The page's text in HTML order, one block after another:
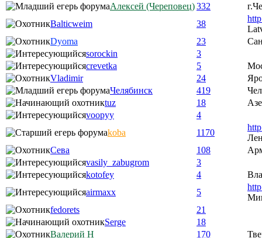
Алексей (Череповец)332
Balticweim
38
Dyoma
23
sorockin
3
crevetka
5
Vladimir
24
Челябинск
419
tuz
18
voopyy
4
koba
1170
Сева
108
vasily_zabugrom
3
kotofey
4
airmaxx
5
fedorets
21
Serge
18
Валерий Н
170